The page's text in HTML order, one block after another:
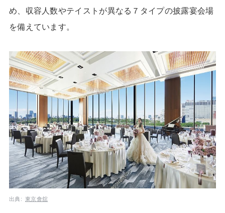
め、収容人数やテイストが異なる７タイプの披露宴会場
を備えています。
出典: 東京會舘